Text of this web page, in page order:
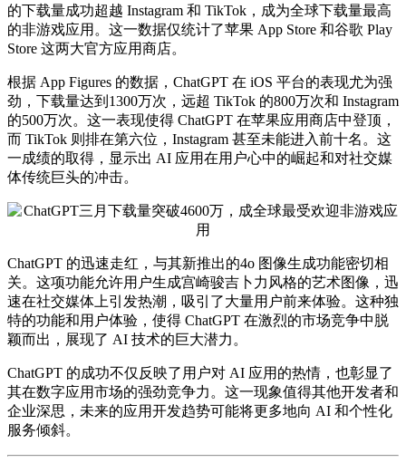
的下载量成功超越 Instagram 和 TikTok，成为全球下载量最高
的非游戏应用。这一数据仅统计了苹果 App Store 和谷歌 Play
Store 这两大官方应用商店。
根据 App Figures 的数据，ChatGPT 在 iOS 平台的表现尤为强
劲，下载量达到1300万次，远超 TikTok 的800万次和 Instagram
的500万次。这一表现使得 ChatGPT 在苹果应用商店中登顶，
而 TikTok 则排在第六位，Instagram 甚至未能进入前十名。这
一成绩的取得，显示出 AI 应用在用户心中的崛起和对社交媒
体传统巨头的冲击。
ChatGPT 的迅速走红，与其新推出的4o 图像生成功能密切相
关。这项功能允许用户生成宫崎骏吉卜力风格的艺术图像，迅
速在社交媒体上引发热潮，吸引了大量用户前来体验。这种独
特的功能和用户体验，使得 ChatGPT 在激烈的市场竞争中脱
颖而出，展现了 AI 技术的巨大潜力。
ChatGPT 的成功不仅反映了用户对 AI 应用的热情，也彰显了
其在数字应用市场的强劲竞争力。这一现象值得其他开发者和
企业深思，未来的应用开发趋势可能将更多地向 AI 和个性化
服务倾斜。